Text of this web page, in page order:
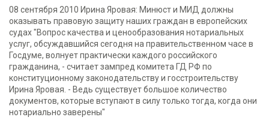
08 сентября 2010 Ирина Яровая: Минюст и МИД должны
оказывать правовую защиту наших граждан в европейских
судах "Вопрос качества и ценообразования нотариальных
услуг, обсуждавшийся сегодня на правительственном часе в
Госдуме, волнует практически каждого российского
гражданина, - считает зампред комитета ГД РФ по
конституционному законодательству и госстроительству
Ирина Яровая. - Ведь существует большое количество
документов, которые вступают в силу только тогда, когда они
нотариально заверены"